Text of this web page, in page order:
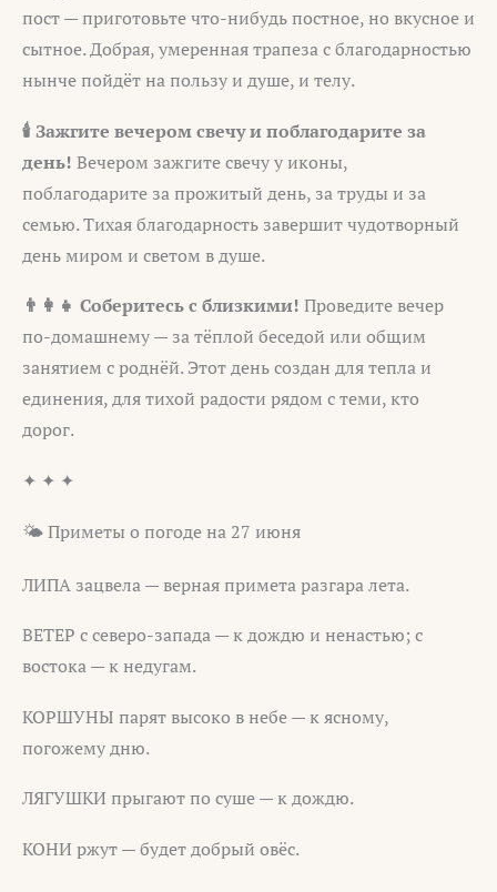
пост — приготовьте что-нибудь постное, но вкусное и
сытное. Добрая, умеренная трапеза с благодарностью
нынче пойдёт на пользу и душе, и телу.
🕯️ Зажгите вечером свечу и поблагодарите за
день! Вечером зажгите свечу у иконы,
поблагодарите за прожитый день, за труды и за
семью. Тихая благодарность завершит чудотворный
день миром и светом в душе.
👨‍👩‍👧 Соберитесь с близкими! Проведите вечер
по-домашнему — за тёплой беседой или общим
занятием с роднёй. Этот день создан для тепла и
единения, для тихой радости рядом с теми, кто
дорог.
✦ ✦ ✦
🌤️ Приметы о погоде на 27 июня
ЛИПА зацвела — верная примета разгара лета.
ВЕТЕР с северо-запада — к дождю и ненастью; с
востока — к недугам.
КОРШУНЫ парят высоко в небе — к ясному,
погожему дню.
ЛЯГУШКИ прыгают по суше — к дождю.
КОНИ ржут — будет добрый овёс.